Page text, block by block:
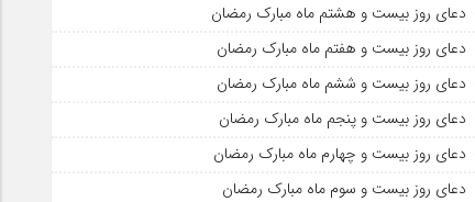
دعای روز بیست و هشتم ماه مبارک رمضان
دعای روز بیست و هفتم ماه مبارک رمضان
دعای روز بیست و ششم ماه مبارک رمضان
دعای روز بیست و پنجم ماه مبارک رمضان
دعای روز بیست و چهارم ماه مبارک رمضان
دعای روز بیست و سوم ماه مبارک رمضان